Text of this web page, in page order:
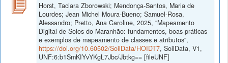
Horst, Taciara Zborowski; Mendonça-Santos, Maria de
Lourdes; Jean Michel Moura-Bueno; Samuel-Rosa,
Alessandro; Pretto, Ana Caroline, 2025, "Mapeamento
Digital de Solos do Maranhão: fundamentos, boas práticas
e exemplos de mapeamento de classes e atributos",
https://doi.org/10.60502/SoilData/HOIDT7, SoilData, V1,
UNF:6:b1SmKIYvYKgL7Jbc/Jbtkg== [fileUNF]